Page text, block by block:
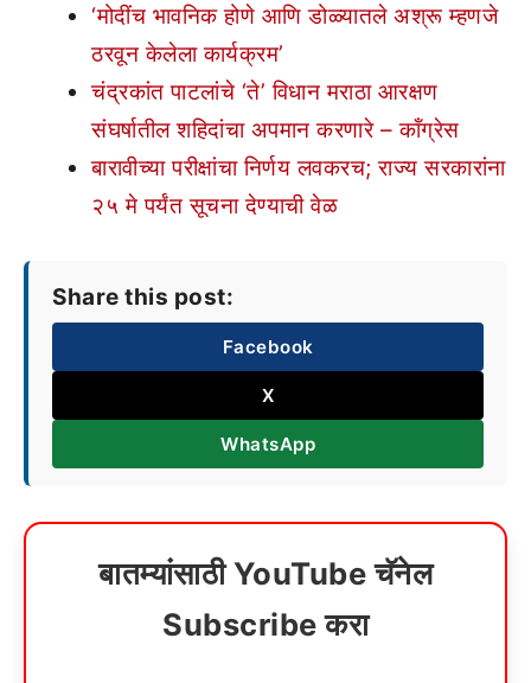
‘मोदींच भावनिक होणे आणि डोळ्यातले अश्रू म्हणजे
ठरवून केलेला कार्यक्रम’
चंद्रकांत पाटलांचे ‘ते’ विधान मराठा आरक्षण
संघर्षातील शहिदांचा अपमान करणारे – कॉंग्रेस
बारावीच्या परीक्षांचा निर्णय लवकरच; राज्य सरकारांना
२५ मे पर्यंत सूचना देण्याची वेळ
Share this post:
Facebook
X
WhatsApp
बातम्यांसाठी YouTube चॅनेल
Subscribe करा